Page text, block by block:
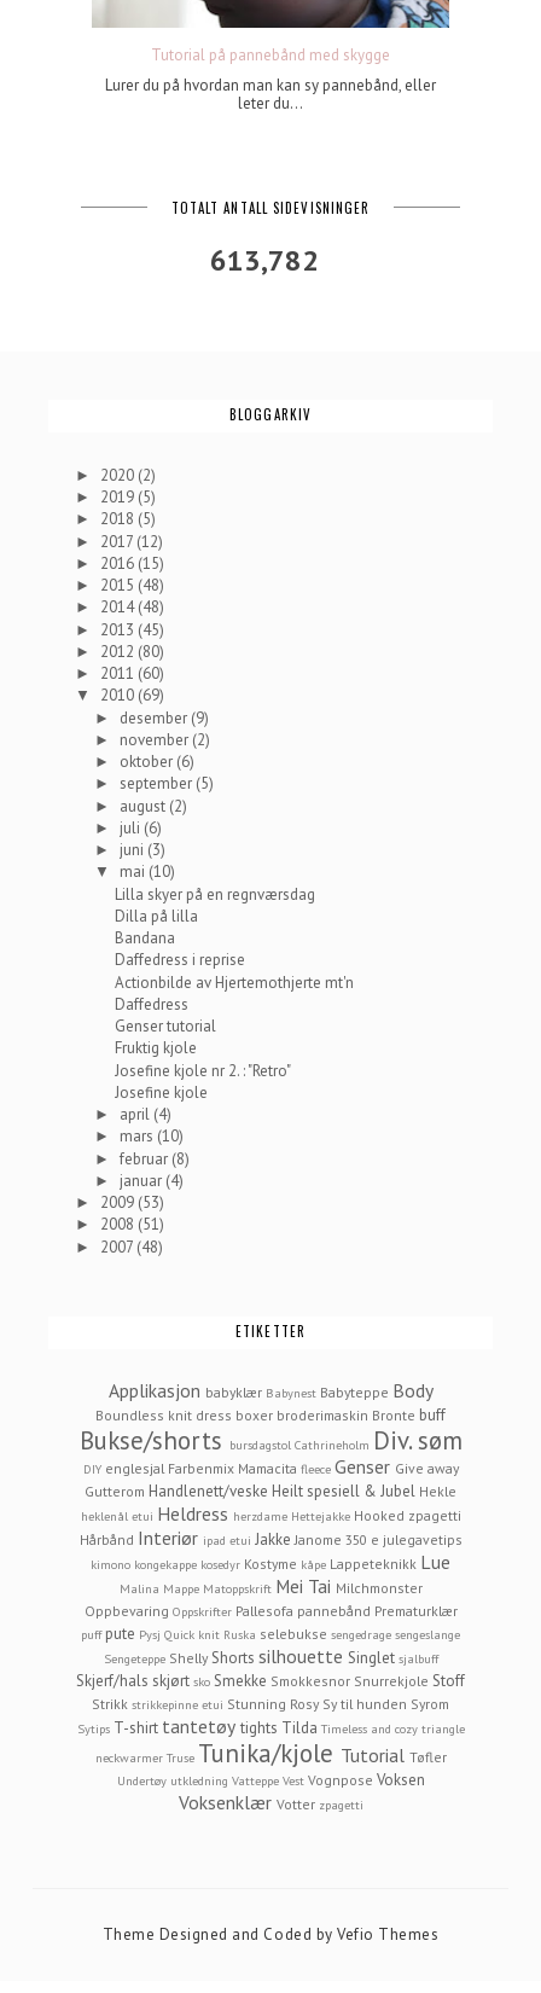
Tutorial på pannebånd med skygge
Lurer du på hvordan man kan sy pannebånd, eller
leter du...
TOTALT ANTALL SIDEVISNINGER
613,782
BLOGGARKIV
► 2020 (2)
► 2019 (5)
► 2018 (5)
► 2017 (12)
► 2016 (15)
► 2015 (48)
► 2014(48)
► 2013 (45)
► 2012 (80)
► 2011 (60)
▼ 2010 (69)
► desember (9)
► november (2)
► oktober (6)
►september (5)
► august (2)
► juli (6)
► juni (3)
▼ mai (10)
Lilla skyer på en regnværsdag
Dilla på lilla
Bandana
Daffedress i reprise
Actionbilde av Hjertemothjerte mt'n
Daffedress
Genser tutorial
Fruktig kjole
Josefine kjole nr 2. : "Retro"
Josefine kjole
► april (4)
► mars (10)
►februar (8)
► januar (4)
► 2009 (53)
► 2008 (51)
► 2007 (48)
ETIKETTER
Applikasjon babyklær Babynest Babyteppe Body
Boundless knit dress boxer broderimaskin Bronte buff
Bukse/shorts bursdagstol Cathrineholm Div. søm
DIY englesjal Farbenmix Mamacita fleece Genser Give away
Gutterom Handlenett/veske Heilt spesiell & Jubel Hekle
heklenål etui Heldress herzdame Hettejakke Hooked zpagetti
Hårbånd Interiør ipad etui Jakke Janome 350 e julegavetips
kimono kongekappe kosedyr Kostyme kåpe Lappeteknikk Lue
Malina Mappe Matoppskrift Mei Tai Milchmonster
Oppbevaring Oppskrifter Pallesofa pannebånd Prematurklær
puff pute Pysj Quick knit Ruska selebukse sengedrage sengeslange
Sengeteppe Shelly Shorts silhouette Singlet sjalbuff
Skjerf/hals skjørt sko Smekke Smokkesnor Snurrekjole Stoff
Strikk strikkepinne etui Stunning Rosy Sy til hunden Syrom
Sytips T-shirt tantetøy tights Tilda Timeless and cozy triangle
neckwarmer Truse Tunika/kjole Tutorial Tøfler
Undertøy utkledning Vatteppe Vest Vognpose Voksen
Voksenklær Votter zpagetti
Theme Designed and Coded byVefio Themes